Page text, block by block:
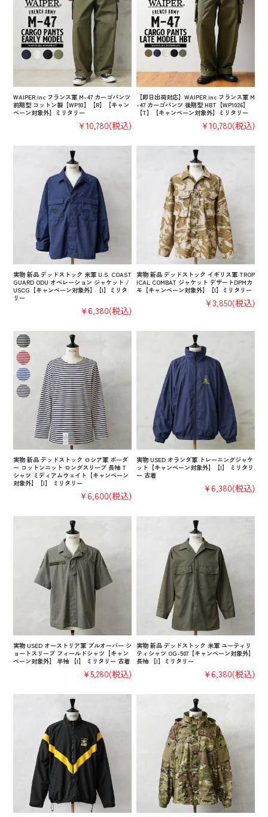
WAIPER.inc フランス軍 M-47 カーゴパンツ
前期型 コットン製【WP93】【R】【キャン
ペーン対象外】ミリタリー
¥10,780(税込)
【即日出荷対応】WAIPER.inc フランス軍 M
-47 カーゴパンツ 後期型 HBT【WP1026】
【T】【キャンペーン対象外】ミリタリー
¥10,780(税込)
実物 新品 デッドストック 米軍 U.S. COAST
GUARD ODU オペレーション ジャケット /
USCG【キャンペーン対象外】【I】ミリタ
リー
¥6,380(税込)
実物 新品 デッドストック イギリス軍 TROP
ICAL COMBAT ジャケット デザートDPMカ
モ【キャンペーン対象外】【I】ミリタリー
¥3,850(税込)
実物 新品 デッドストック ロシア軍 ボーダ
ー コットンニット ロングスリーブ 長袖 T
シャツ ミディアムウェイト【キャンペーン
対象外】【I】 ミリタリー
¥6,600(税込)
実物 USED オランダ軍 トレーニングジャケ
ット【キャンペーン対象外】【I】 ミリタリ
ー 古着
¥6,380(税込)
実物 USED オーストリア軍 プルオーバー シ
ョートスリーブ フィールドシャツ【キャン
ペーン対象外】 半袖 【I】 ミリタリー 古着
¥5,280(税込)
実物 新品 デッドストック 米軍 ユーティリ
ティシャツ OG-507【キャンペーン対象外】
長袖 【I】ミリタリー
¥6,380(税込)